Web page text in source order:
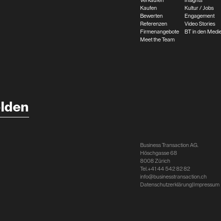
Kaufen
Bewerten
Referenzen
Firmenangebote
Meet the Team
Kultur / Jobs
Engagement
Video Stories
BT in den
Business Transaction AG.
Höschgasse 68
8008 Zürich
Tel.+41 44 542 82 82
info@businesstransaction.ch
Datenschutzerklärung Impressum